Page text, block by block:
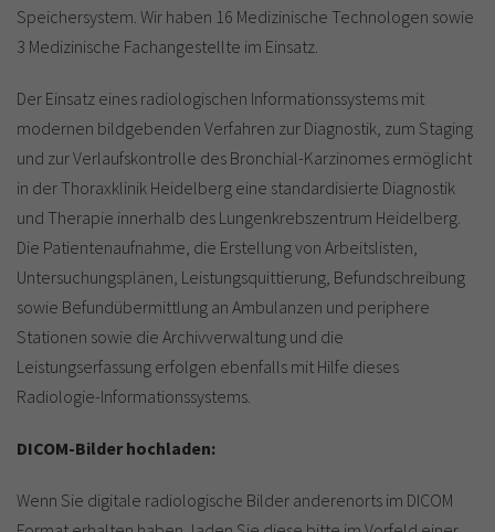
Speichersystem. Wir haben 16 Medizinische Technologen sowie
3 Medizinische Fachangestellte im Einsatz.
Der Einsatz eines radiologischen Informationssystems mit
modernen bildgebenden Verfahren zur Diagnostik, zum Staging
und zur Verlaufskontrolle des Bronchial-Karzinomes ermöglicht
in der Thoraxklinik Heidelberg eine standardisierte Diagnostik
und Therapie innerhalb des Lungenkrebszentrum Heidelberg.
Die Patientenaufnahme, die Erstellung von Arbeitslisten,
Untersuchungsplänen, Leistungsquittierung, Befundschreibung
sowie Befundübermittlung an Ambulanzen und periphere
Stationen sowie die Archivverwaltung und die
Leistungserfassung erfolgen ebenfalls mit Hilfe dieses
Radiologie-Informationssystems.
DICOM-Bilder hochladen:
Wenn Sie digitale radiologische Bilder anderenorts im DICOM